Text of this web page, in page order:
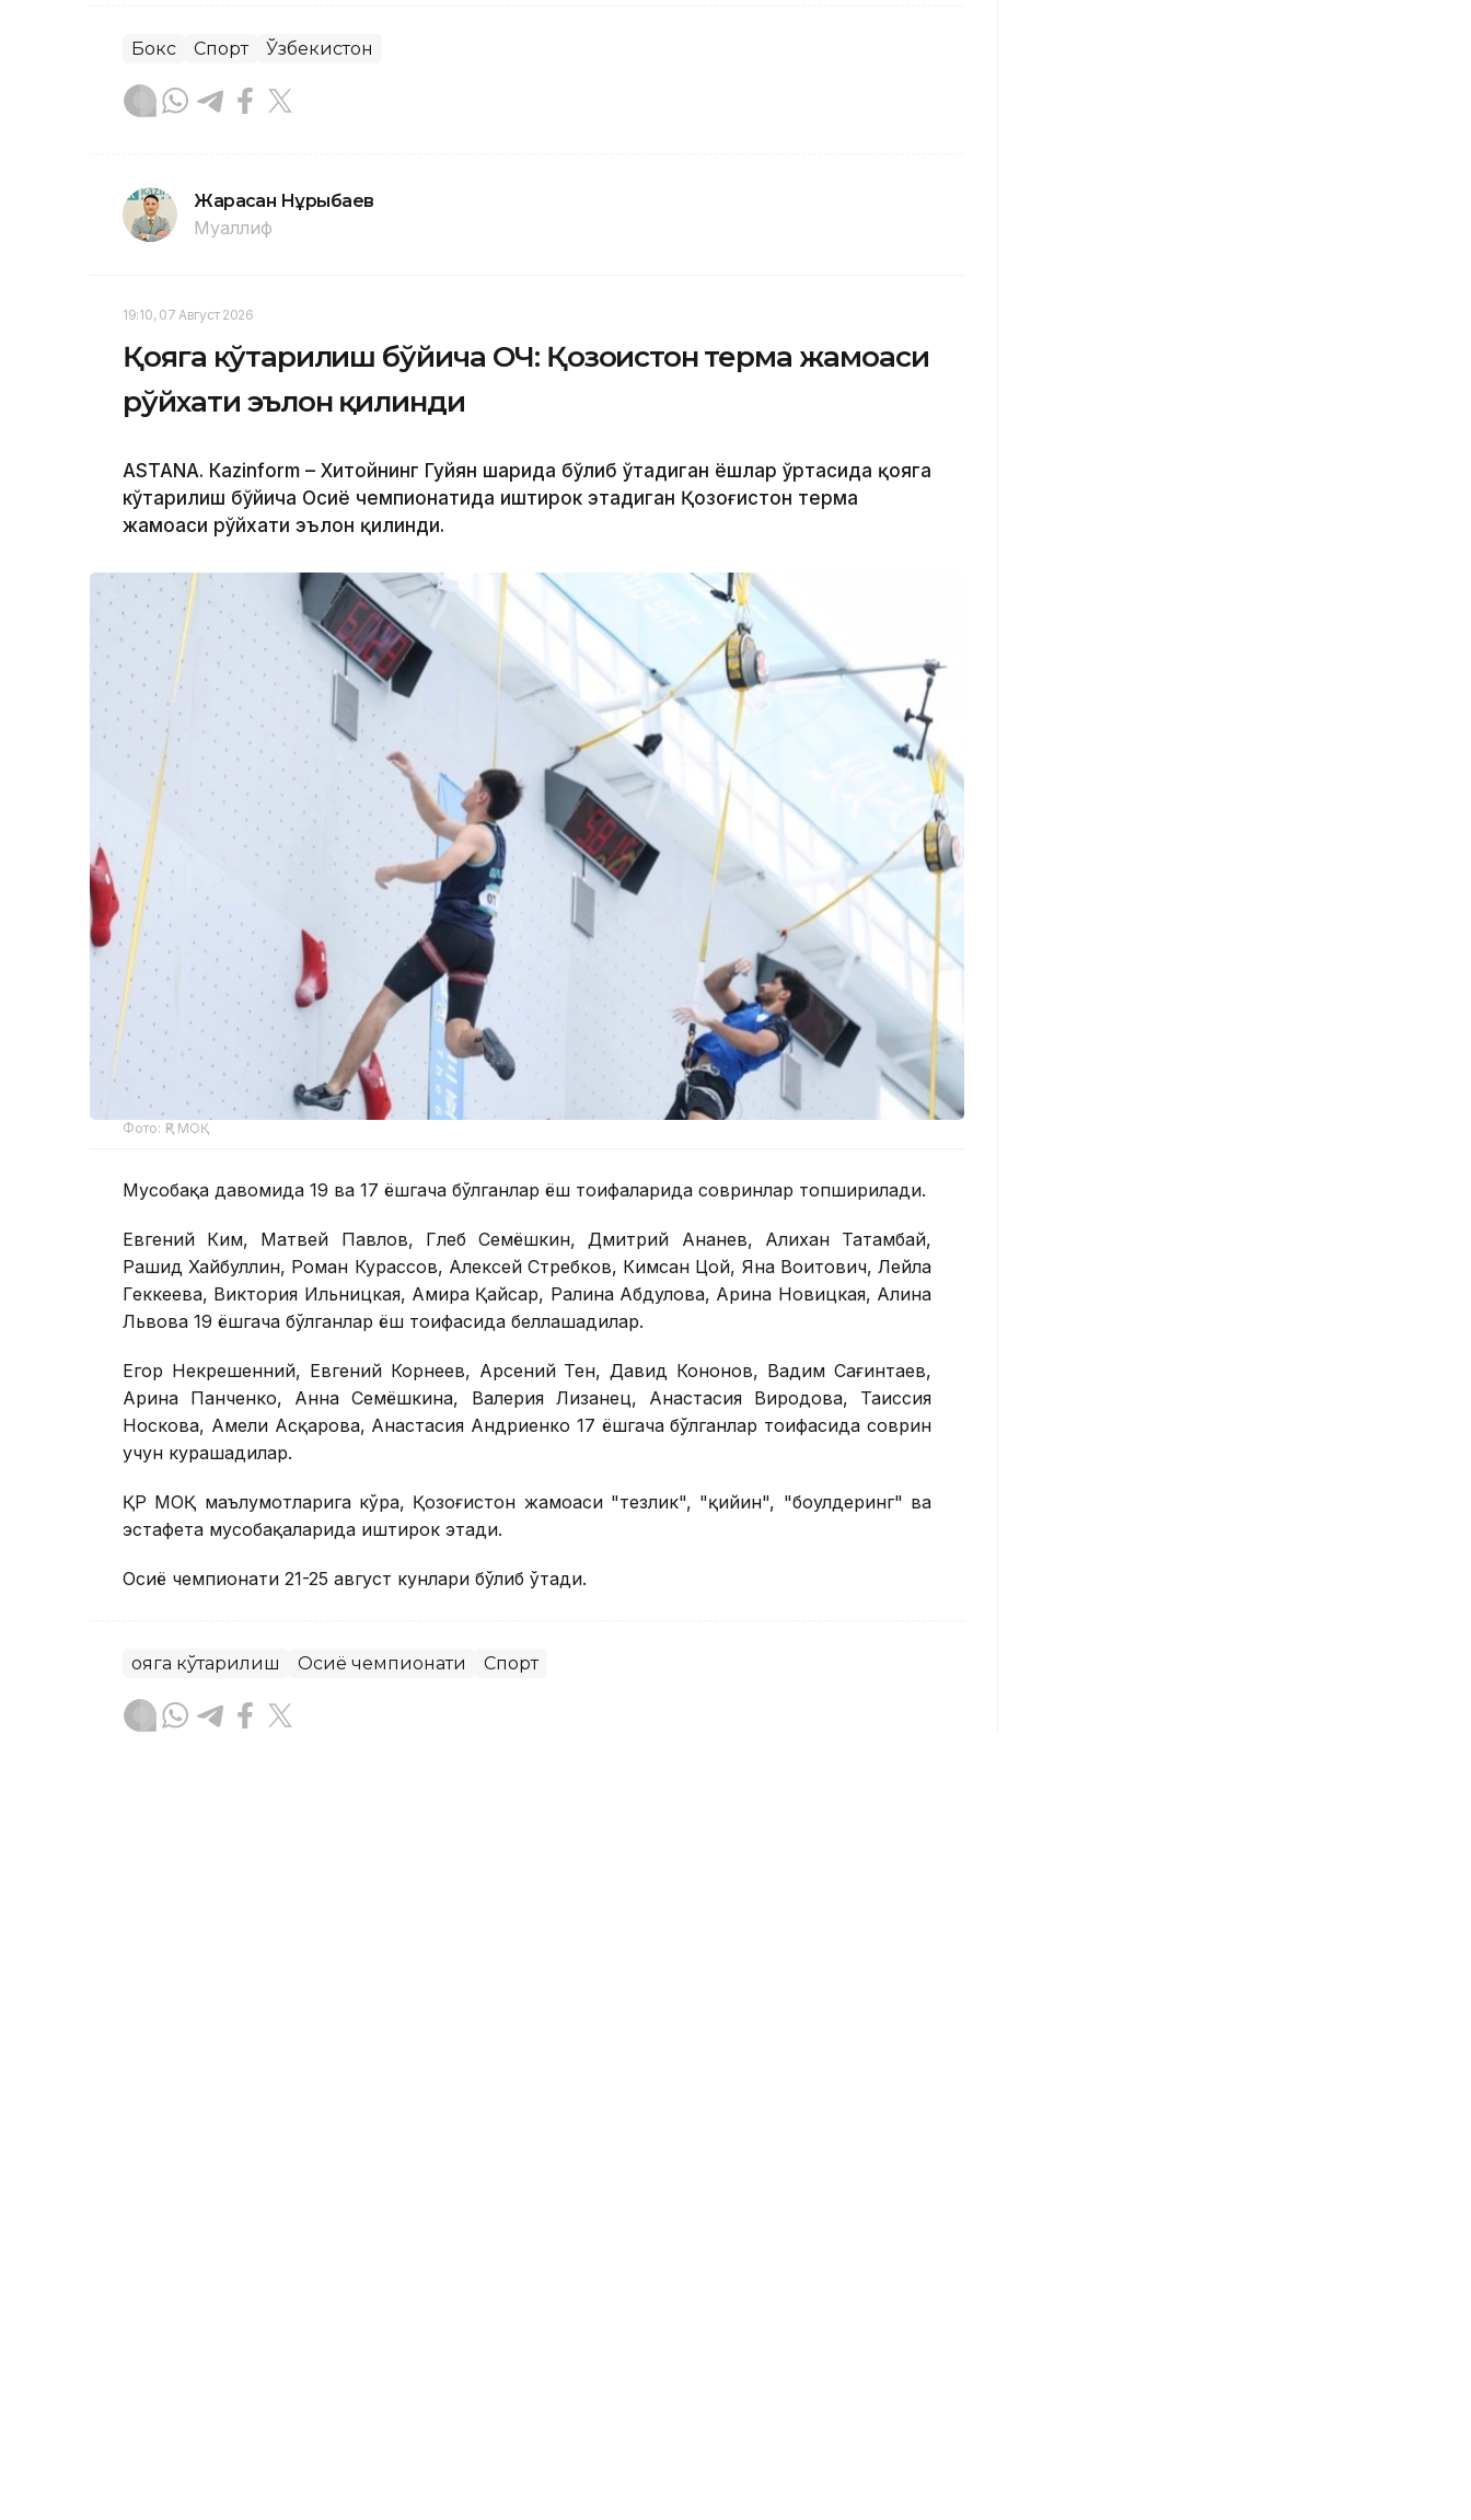
Бокс Спорт Ўзбекистон
Жарасқан Нұрыбаев
Муаллиф
19:10, 07 Август 2026
Қояга кўтарилиш бўйича ОЧ: Қозоғистон терма жамоаси
рўйхати эълон қилинди
ASTANА. Кazinform – Хитойнинг Гуйян шаҳрида бўлиб ўтадиган ёшлар ўртасида қояга
кўтарилиш бўйича Осиё чемпионатида иштирок этадиган Қозоғистон терма
жамоаси рўйхати эълон қилинди.
Фото: ҚР МОҚ
Мусобақа давомида 19 ва 17 ёшгача бўлганлар ёш тоифаларида совринлар топширилади.
Евгений Ким, Матвей Павлов, Глеб Семёшкин, Дмитрий Ананев, Алихан Татамбай,
Рашид Хайбуллин, Роман Курассов, Алексей Стребков, Кимсан Цой, Яна Воитович, Лейла
Геккеева, Виктория Ильницкая, Амира Қайсар, Ралина Абдулова, Арина Новицкая, Алина
Львова 19 ёшгача бўлганлар ёш тоифасида беллашадилар.
Егор Некрешенний, Евгений Корнеев, Арсений Тен, Давид Кононов, Вадим Сағинтаев,
Арина Панченко, Анна Семёшкина, Валерия Лизанец, Анастасия Виродова, Таиссия
Носкова, Амели Асқарова, Анастасия Андриенко 17 ёшгача бўлганлар тоифасида соврин
учун курашадилар.
ҚР МОҚ маълумотларига кўра, Қозоғистон жамоаси "тезлик", "қийин", "боулдеринг" ва
эстафета мусобақаларида иштирок этади.
Осиё чемпионати 21-25 август кунлари бўлиб ўтади.
Қояга кўтарилиш Осиё чемпионати Спорт